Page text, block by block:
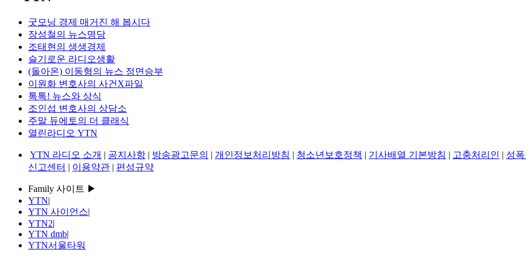
굿모닝 경제 매거진 해 봅시다
장성철의 뉴스명당
조태현의 생생경제
슬기로운 라디오생활
(돌아온) 이동형의 뉴스 정면승부
이원화 변호사의 사건X파일
톡톡! 뉴스와 상식
조인섭 변호사의 상담소
주말 듀에토의 더 클래식
열린라디오 YTN
YTN 라디오 소개 | 공지사항 | 방송광고문의 | 개인정보처리방침 | 청소년보호정책 | 기사배열 기본방침 | 고충처리인 | 성
신고센터 | 이용약관 | 편성규약
Family 사이트 ▶
YTN|
YTN 사이언스|
YTN2|
YTN dmb|
YTN서울타워